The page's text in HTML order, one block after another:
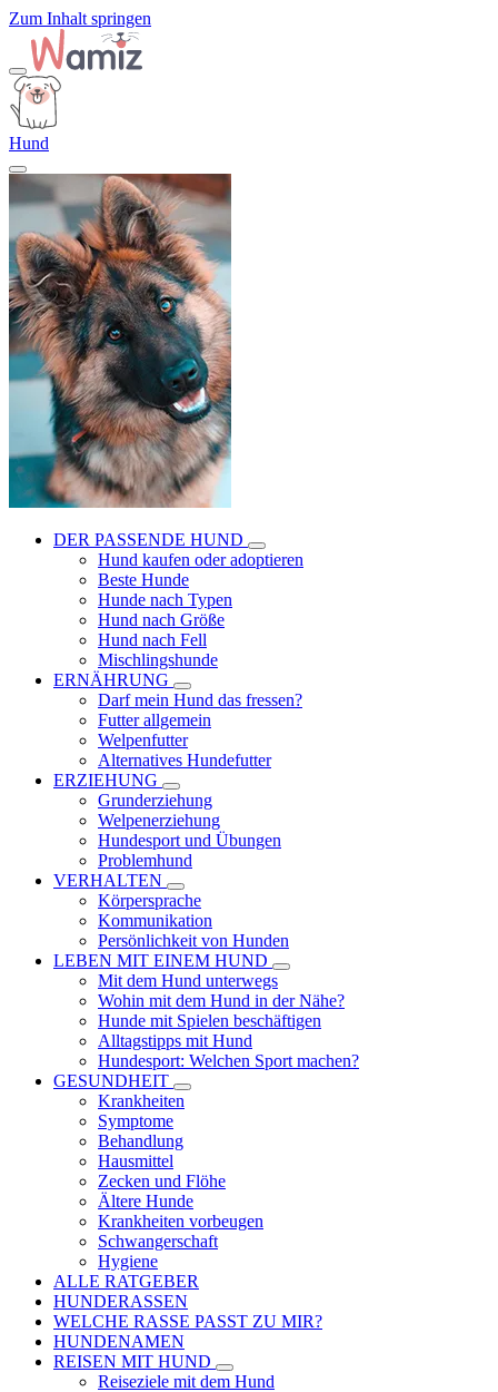
Zum Inhalt springen
Hund
DER PASSENDE HUND
Hund kaufen oder adoptieren
Beste Hunde
Hunde nach Typen
Hund nach Größe
Hund nach Fell
Mischlingshunde
ERNÄHRUNG
Darf mein Hund das fressen?
Futter allgemein
Welpenfutter
Alternatives Hundefutter
ERZIEHUNG
Grunderziehung
Welpenerziehung
Hundesport und Übungen
Problemhund
VERHALTEN
Körpersprache
Kommunikation
Persönlichkeit von Hunden
LEBEN MIT EINEM HUND
Mit dem Hund unterwegs
Wohin mit dem Hund in der Nähe?
Hunde mit Spielen beschäftigen
Alltagstipps mit Hund
Hundesport: Welchen Sport machen?
GESUNDHEIT
Krankheiten
Symptome
Behandlung
Hausmittel
Zecken und Flöhe
Ältere Hunde
Krankheiten vorbeugen
Schwangerschaft
Hygiene
ALLE RATGEBER
HUNDERASSEN
WELCHE RASSE PASST ZU MIR?
HUNDENAMEN
REISEN MIT HUND
Reiseziele mit dem Hund